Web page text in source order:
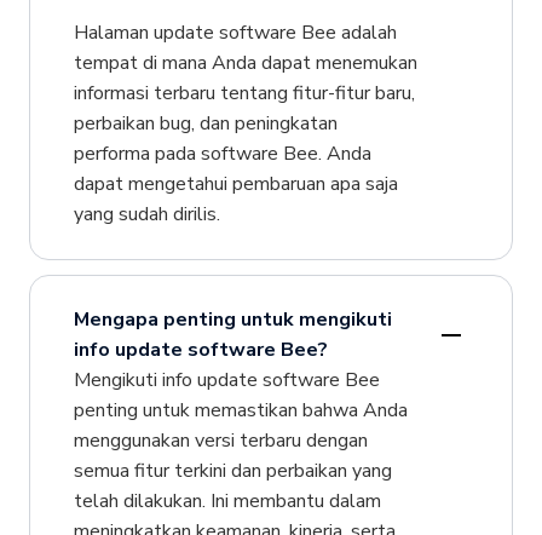
Halaman update software Bee adalah
tempat di mana Anda dapat menemukan
informasi terbaru tentang fitur-fitur baru,
perbaikan bug, dan peningkatan
performa pada software Bee. Anda
dapat mengetahui pembaruan apa saja
yang sudah dirilis.
Mengapa penting untuk mengikuti
info update software Bee?
Mengikuti info update software Bee
penting untuk memastikan bahwa Anda
menggunakan versi terbaru dengan
semua fitur terkini dan perbaikan yang
telah dilakukan. Ini membantu dalam